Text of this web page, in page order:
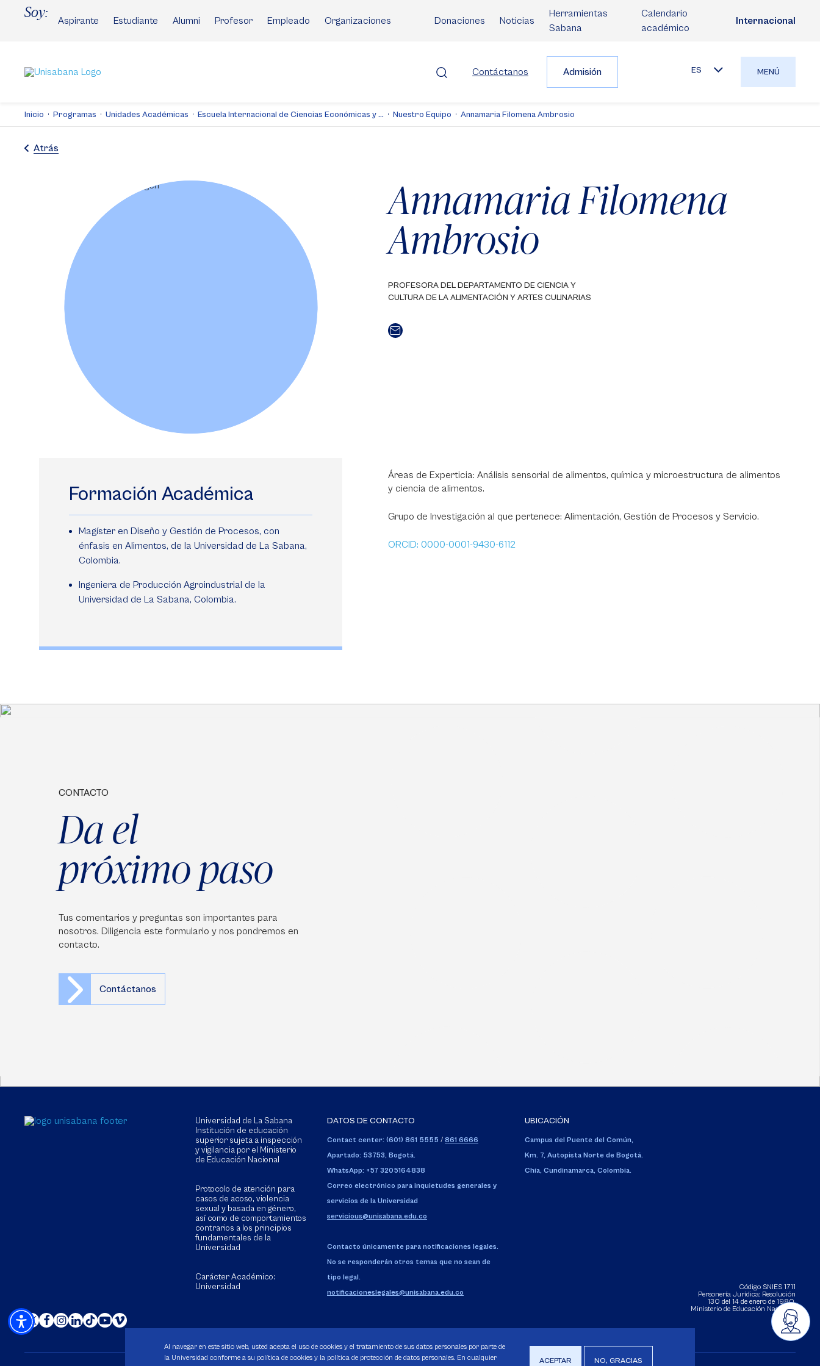
Soy:
Aspirante Estudiante Alumni Profesor Empleado Organizaciones Donaciones Noticias
Herramientas
Sabana
Calendario
académico
Internacional
Contáctanos Admisión ES MENÚ
Inicio Programas Unidades Académicas Escuela Internacional de Ciencias Económicas y ... Nuestro Equipo Annamaria Filomena Ambrosio
Atrás
Annamaria Filomena
Ambrosio
PROFESORA DEL DEPARTAMENTO DE CIENCIA Y
CULTURA DE LA ALIMENTACIÓN Y ARTES CULINARIAS
Formación Académica
Magíster en Diseño y Gestión de Procesos, con
énfasis en Alimentos, de la Universidad de La Sabana,
Colombia.
Ingeniera de Producción Agroindustrial de la
Universidad de La Sabana, Colombia.
Áreas de Experticia: Análisis sensorial de alimentos, química y microestructura de alimentos
y ciencia de alimentos.
Grupo de Investigación al que pertenece: Alimentación, Gestión de Procesos y Servicio.
ORCID: 0000-0001-9430-6112
CONTACTO
Da el
próximo paso
Tus comentarios y preguntas son importantes para
nosotros. Diligencia este formulario y nos pondremos en
contacto.
Contáctanos
Universidad de La Sabana
Institución de educación
superior sujeta a inspección
y vigilancia por el Ministerio
de Educación Nacional
Protocolo de atención para
casos de acoso, violencia
sexual y basada en género,
así como de comportamientos
contrarios a los principios
fundamentales de la
Universidad
Carácter Académico:
Universidad
DATOS DE CONTACTO
Contact center: (601) 861 5555 / 861 6666
Apartado: 53753, Bogotá.
WhatsApp: +57 3205164838
Correo electrónico para inquietudes generales y
servicios de la Universidad
servicious@unisabana.edu.co
Contacto únicamente para notificaciones legales.
No se responderán otros temas que no sean de
tipo legal.
notificacioneslegales@unisabana.edu.co
UBICACIÓN
Campus del Puente del Común,
Km. 7, Autopista Norte de Bogotá.
Chía, Cundinamarca, Colombia.
Código SNIES 1711
Personería Jurídica: Resolución
130 del 14 de enero de 1980.
Ministerio de Educación Nacional.
Al navegar en este sitio web, usted acepta el uso de cookies y el tratamiento de sus datos personales por parte de
la Universidad conforme a su política de cookies y la política de protección de datos personales. En cualquier
ACEPTAR NO, GRACIAS